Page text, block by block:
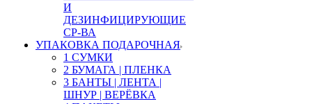
И
ДЕЗИНФИЦИРУЮЩИЕ
СР-ВА
УПАКОВКА ПОДАРОЧНАЯ
1 СУМКИ
2 БУМАГА | ПЛЕНКА
3 БАНТЫ | ЛЕНТА |
ШНУР | ВЕРЁВКА